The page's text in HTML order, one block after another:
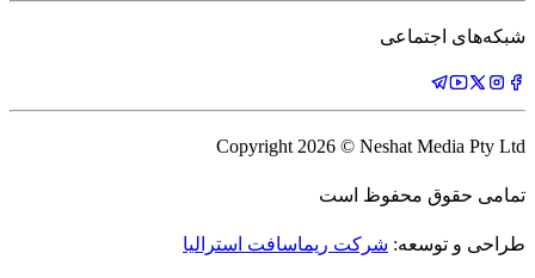
شبکه‌های اجتماعی
Copyright 2026 © Neshat Media Pty Ltd
تمامی حقوق محفوظ است
طراحی و توسعه: شرکت ریماسافت استرالیا